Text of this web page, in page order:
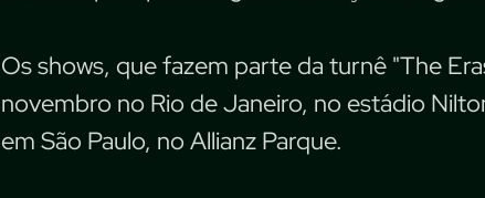
Os shows, que fazem parte da turnê "The
novembro no Rio de Janeiro, no estádio
em São Paulo, no Allianz Parque.